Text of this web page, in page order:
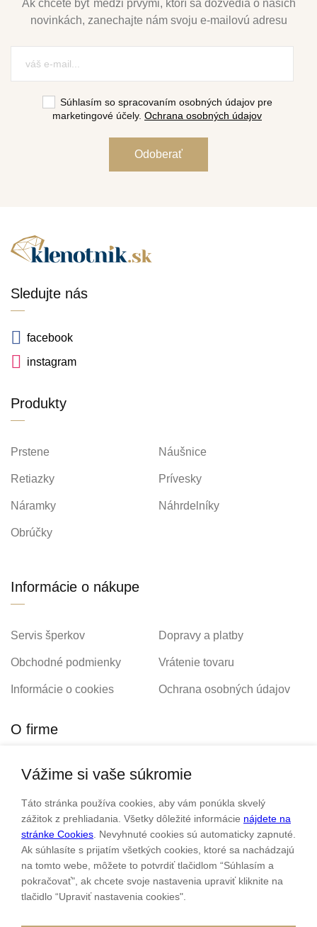
Ak chcete byť medzi prvými, ktorí sa dozvedia o našich
novinkách, zanechajte nám svoju e-mailovú adresu
Súhlasím so spracovaním osobných údajov pre
marketingové účely. Ochrana osobných údajov
Sledujte nás
facebook
instagram
Produkty
Prstene Náušnice
Retiazky Prívesky
Náramky Náhrdelníky
Obrúčky
Informácie o nákupe
Servis šperkov Dopravy a platby
Obchodné podmienky Vrátenie tovaru
Informácie o cookies Ochrana osobných údajov
O firme
Personalizovaný šperk O nás
Kontakt
Sme rodinná firma a zameriavame sa na predaj hodiniek a
šperkov od roku 1994.
Pozrite sa na naše ďaľšie web stránky.
Vážime si vaše súkromie
Táto stránka používa cookies, aby vám ponúkla skvelý
zážitok z prehliadania. Všetky dôležité informácie nájdete na
stránke Cookies . Nevyhnuté cookies sú automaticky zapnuté.
Ak súhlasíte s prijatím všetkých cookies, ktoré sa nachádzajú
na tomto webe, môžete to potvrdiť tlačidlom “Súhlasím a
pokračovať", ak chcete svoje nastavenia upraviť kliknite na
tlačidlo “Upraviť nastavenia cookies".